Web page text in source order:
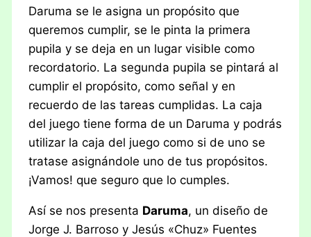
Daruma se le asigna un propósito que
queremos cumplir, se le pinta la primera
pupila y se deja en un lugar visible como
recordatorio. La segunda pupila se pintará al
cumplir el propósito, como señal y en
recuerdo de las tareas cumplidas. La caja
del juego tiene forma de un Daruma y podrás
utilizar la caja del juego como si de uno se
tratase asignándole uno de tus propósitos.
¡Vamos! que seguro que lo cumples.
Así se nos presenta Daruma, un diseño de
Jorge J. Barroso y Jesús «Chuz» Fuentes